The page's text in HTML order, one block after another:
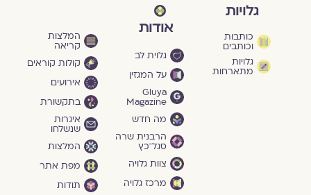
גלויות
כותבות
וכותבים
גלויות
מתארחות
אודות
גלוית לב
על המגזין
Gluya
Magazine
מה חדש
הרבנית שרה
סגל־כץ
צוות גלויה
מרכז גלויה
המלצות
קריאה
קולות קוראים
אירועים
בתקשורת
איגרות
שנשלחו
המלצות
מפת אתר
תודות